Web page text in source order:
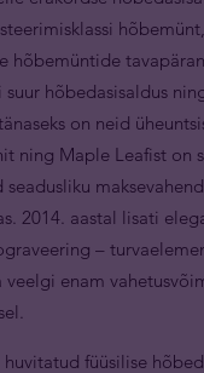
hõbemüntide
hõbedasisaldus
on neid
ning Maple Leafist on
2014. aastal lisati
–
enam
huvitatud füüsilise